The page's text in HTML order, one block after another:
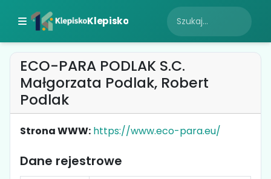
Klepisko
ECO-PARA PODLAK S.C.
Małgorzata Podlak, Robert
Podlak
Strona WWW: https://www.eco-para.eu/
Dane rejestrowe